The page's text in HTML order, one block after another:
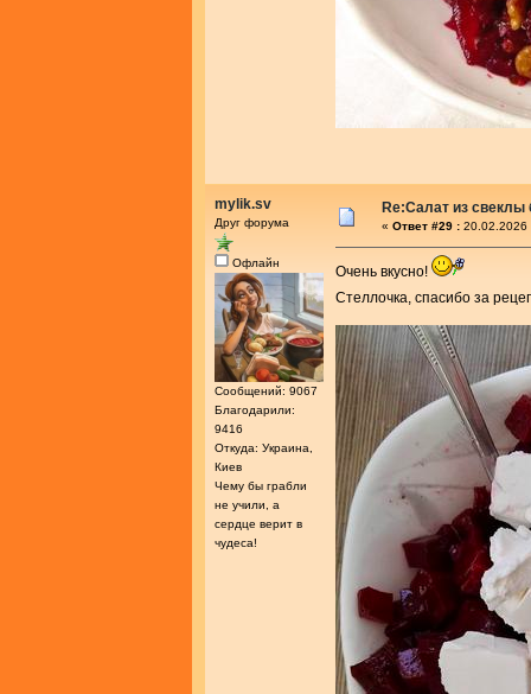
mylik.sv
Друг форума
Офлайн
Сообщений: 9067
Благодарили:
9416
Откуда: Украина,
Киев
Чему бы грабли
не учили, а
сердце верит в
чудеса!
Re:Салат из свеклы
« Ответ #29 : 20.02.2026
Очень вкусно!
Стеллочка, спасибо за